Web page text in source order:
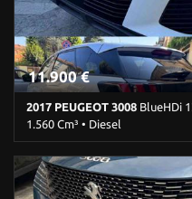
11.900 €
2017 PEUGEOT 3008 BlueHDi
1.560 Cm³ • Diesel
170.081 Km • Cambio Manuale
• Airbag • Airbag laterali •
Alzacristalli elettrici •